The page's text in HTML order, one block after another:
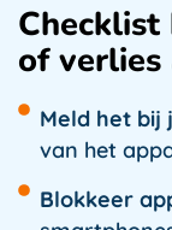
of verlies
Meld het bij
van het
Blokkeer